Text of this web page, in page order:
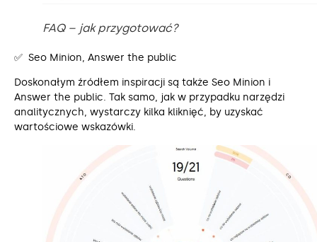
FAQ – jak przygotować?
✅ Seo Minion, Answer the public
Doskonałym źródłem inspiracji są także Seo Minion i
Answer the public. Tak samo, jak w przypadku narzędzi
analitycznych, wystarczy kilka kliknięć, by uzyskać
wartościowe wskazówki.